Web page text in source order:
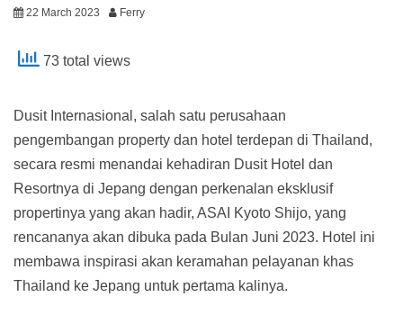
22 March 2023 Ferry
73 total views
Dusit Internasional, salah satu perusahaan
pengembangan property dan hotel terdepan di Thailand,
secara resmi menandai kehadiran Dusit Hotel dan
Resortnya di Jepang dengan perkenalan eksklusif
propertinya yang akan hadir, ASAI Kyoto Shijo, yang
rencananya akan dibuka pada Bulan Juni 2023. Hotel ini
membawa inspirasi akan keramahan pelayanan khas
Thailand ke Jepang untuk pertama kalinya.